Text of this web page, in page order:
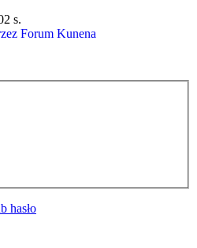
s.
Forum Kunena
hasło